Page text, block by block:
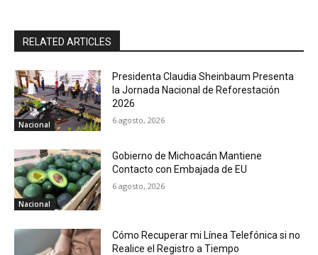
RELATED ARTICLES
Nacional
Presidenta Claudia Sheinbaum Presenta
la Jornada Nacional de Reforestación
2026
6 agosto, 2026
Nacional
Gobierno de Michoacán Mantiene
Contacto con Embajada de EU
6 agosto, 2026
Cómo Recuperar mi Línea Telefónica si no
Realice el Registro a Tiempo